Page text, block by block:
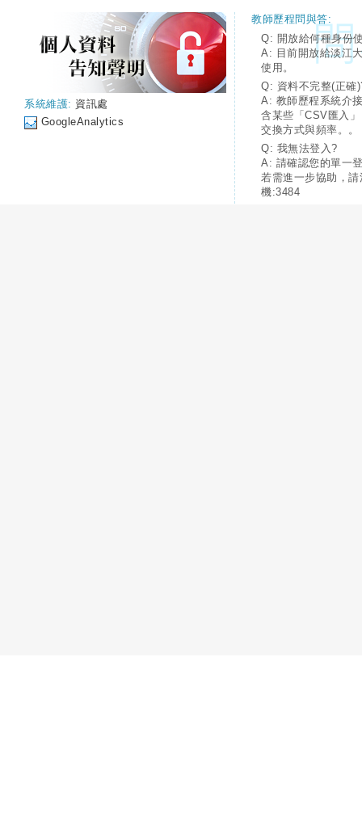
系統維護: 資訊處
GoogleAnalytics
教師歷程問與答:
Q: 開放給何種身份
A: 目前開放給淡江
使用。
Q: 資料不完整(正確
A: 教師歷程系統介
含某些「CSV匯入
交換方式與頻率。。
Q: 我無法登入?
A: 請確認您的單一
若需進一步協助，
機:3484